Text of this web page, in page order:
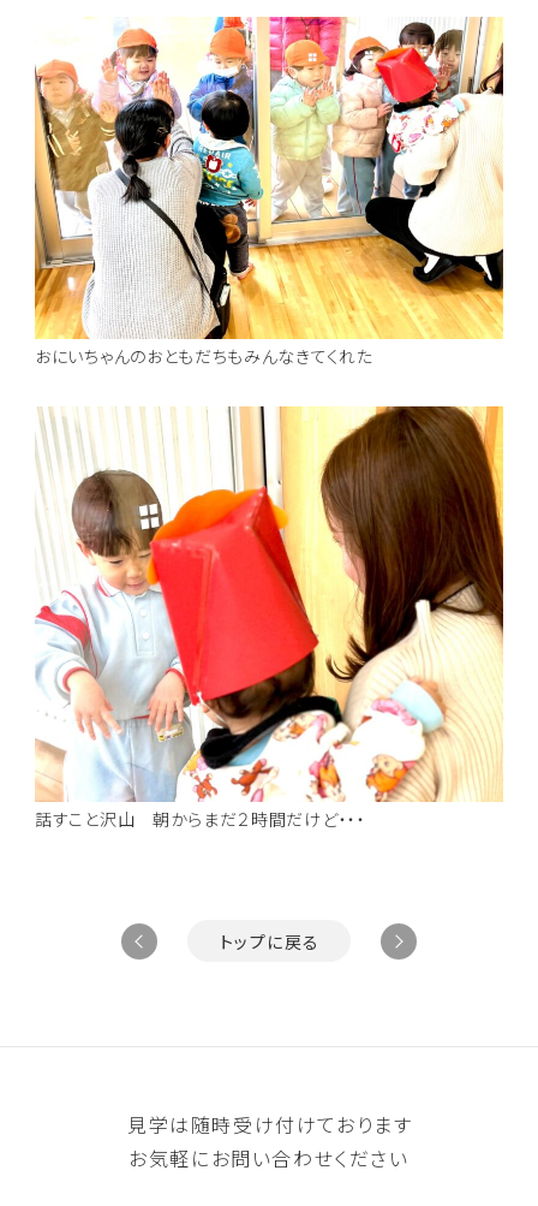
おにいちゃんのおともだちもみんなきてくれた
話すこと沢山 朝からまだ２時間だけど・・・
トップに戻る
見学は随時受け付けております
お気軽にお問い合わせください